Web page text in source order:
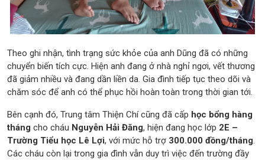
Theo ghi nhận, tình trạng sức khỏe của anh Dũng đã có những
chuyển biến tích cực. Hiện anh đang ở nhà nghỉ ngơi, vết thương
đã giảm nhiều và đang dần liền da. Gia đình tiếp tục theo dõi và
chăm sóc để anh có thể phục hồi hoàn toàn trong thời gian tới.
Bên cạnh đó, Trung tâm Thiện Chí cũng đã cấp học bổng hàng
tháng cho cháu Nguyễn Hải Đăng, hiện đang học lớp 2E –
Trường Tiểu học Lê Lợi, với mức hỗ trợ 300.000 đồng/tháng
Các cháu còn lại trong gia đình vẫn duy trì việc đến trường đầy